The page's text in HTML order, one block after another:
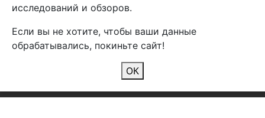
2026 Copyright © Арбен
исследований и обзоров.
Если вы не хотите, чтобы ваши данные
обрабатывались, покиньте сайт!
ОК